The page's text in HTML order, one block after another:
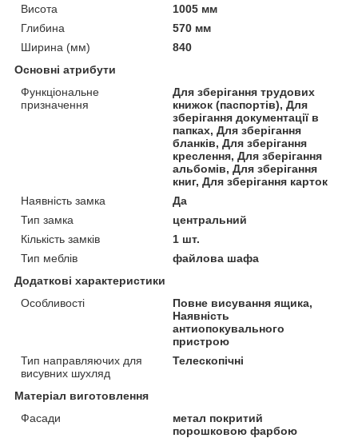
Висота
1005 мм
Глибина
570 мм
Ширина (мм)
840
Основні атрибути
Функціональне
призначення
Для зберігання трудових
книжок (паспортів), Для
зберігання документації в
папках, Для зберігання
бланків, Для зберігання
креслення, Для зберігання
альбомів, Для зберігання
книг, Для зберігання карток
Наявність замка
Да
Тип замка
центральний
Кількість замків
1 шт.
Тип меблів
файлова шафа
Додаткові характеристики
Особливості
Повне висування ящика,
Наявність
антиопокувального
пристрою
Тип направляючих для
висувних шухляд
Телескопічні
Матеріал виготовлення
Фасади
метал покритий
порошковою фарбою